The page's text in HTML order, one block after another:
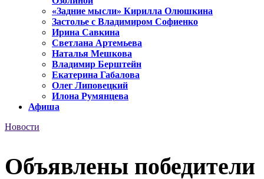
«Задние мысли» Кирилла Олюшкина
Застолье с Владимиром Софиенко
Ирина Савкина
Светлана Артемьева
Наталья Мешкова
Владимир Берштейн
Екатерина Габалова
Олег Липовецкий
Илона Румянцева
Афиша
Новости
Объявлены победители